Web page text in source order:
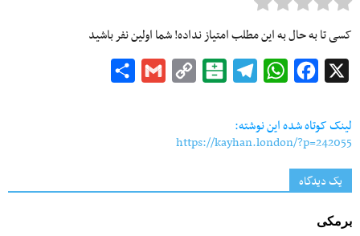
کسی تا به حال به این مطلب امتیاز نداده! شما اولین نفر باشید
Facebook
WhatsApp
Telegram
Balatarin
Copy
Gmail
لینک کوتاه شده این نوشته:
https://kayhan.london/?p=242055
یک دیدگاه
برمکی